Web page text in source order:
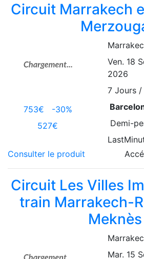
Circuit Marrakech
753€ -30%
527€
Ven. 18
2026
7Jours /
Demi-
Consulter le produit
Circuit Les Villes
train Marrakech-
Meknès
Mar. 15